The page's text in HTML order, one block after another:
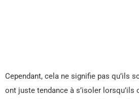
Cependant, cela ne signifie pas qu’ils
ont juste tendance à s’isoler lorsqu’ils